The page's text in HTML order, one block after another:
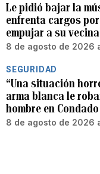
Le pidió bajar la
enfrenta cargos
empujar a su
8 de agosto de 2026
SEGURIDAD
“Una situación
arma blanca le
hombre en Condado
8 de agosto de 2026